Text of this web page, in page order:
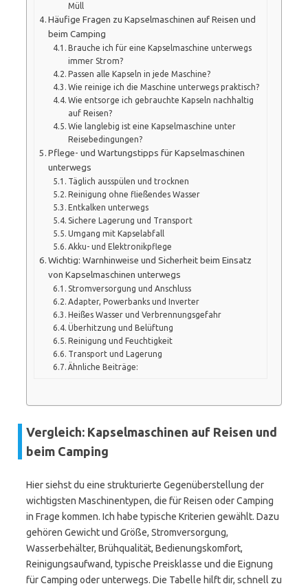
Müll
Häufige Fragen zu Kapselmaschinen auf Reisen und
beim Camping
Brauche ich für eine Kapselmaschine unterwegs
immer Strom?
Passen alle Kapseln in jede Maschine?
Wie reinige ich die Maschine unterwegs praktisch?
Wie entsorge ich gebrauchte Kapseln nachhaltig
auf Reisen?
Wie langlebig ist eine Kapselmaschine unter
Reisebedingungen?
Pflege- und Wartungstipps für Kapselmaschinen
unterwegs
Täglich ausspülen und trocknen
Reinigung ohne fließendes Wasser
Entkalken unterwegs
Sichere Lagerung und Transport
Umgang mit Kapselabfall
Akku- und Elektronikpflege
Wichtig: Warnhinweise und Sicherheit beim Einsatz
von Kapselmaschinen unterwegs
Stromversorgung und Anschluss
Adapter, Powerbanks und Inverter
Heißes Wasser und Verbrennungsgefahr
Überhitzung und Belüftung
Reinigung und Feuchtigkeit
Transport und Lagerung
Ähnliche Beiträge:
Vergleich: Kapselmaschinen auf Reisen und
beim Camping
Hier siehst du eine strukturierte Gegenüberstellung der
wichtigsten Maschinentypen, die für Reisen oder Camping
in Frage kommen. Ich habe typische Kriterien gewählt. Dazu
gehören Gewicht und Größe, Stromversorgung,
Wasserbehälter, Brühqualität, Bedienungskomfort,
Reinigungsaufwand, typische Preisklasse und die Eignung
für Camping oder unterwegs. Die Tabelle hilft dir, schnell zu